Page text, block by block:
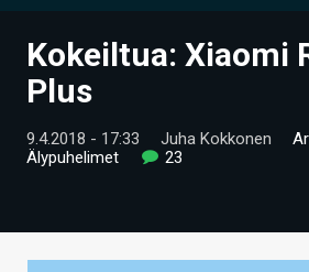
UUTISET
VIDEOT
TIETOA
Kokeiltua: Xiaomi
Plus
9.4.2018 - 17:33 Juha Kokkonen
Älypuhelimet
23